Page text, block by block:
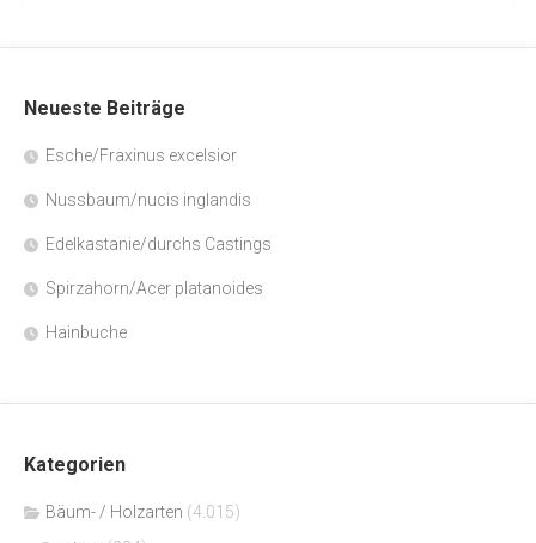
Neueste Beiträge
Esche/Fraxinus excelsior
Nussbaum/nucis inglandis
Edelkastanie/durchs Castings
Spirzahorn/Acer platanoides
Hainbuche
Kategorien
Bäum- / Holzarten (4.015)